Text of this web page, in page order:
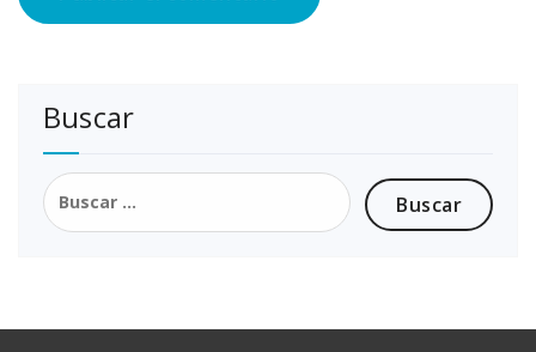
Buscar
Buscar: